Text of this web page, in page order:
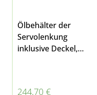
Ölbehälter der
Servolenkung
inklusive Deckel,
Regulärer Preis:
244,70 €